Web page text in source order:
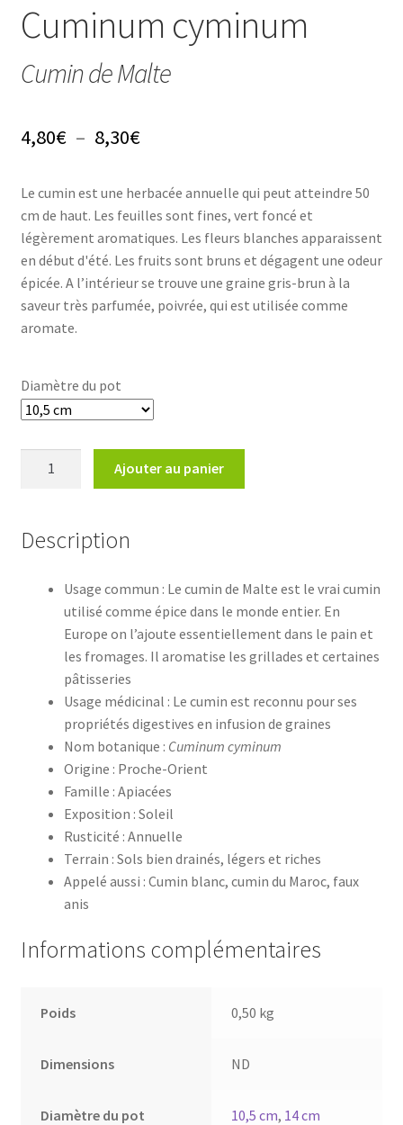
Avis GOOGLE
Cuminum cyminum
Cumin de Malte
4,80€ – 8,30€Plage
prix :
4,80€
à
8,30€
Le cumin est une herbacée annuelle qui peut atteindre 50
cm de haut. Les feuilles sont fines, vert foncé et
légèrement aromatiques. Les fleurs blanches apparaissent
en début d'été. Les fruits sont bruns et dégagent une odeur
épicée. A l’intérieur se trouve une graine gris-brun à la
saveur très parfumée, poivrée, qui est utilisée comme
aromate.
Diamètre du pot
de
Ajouter au panier
Description
Usage commun : Le cumin de Malte est le vrai cumin
utilisé comme épice dans le monde entier. En
Europe on l’ajoute essentiellement dans le pain et
les fromages. Il aromatise les grillades et certaines
pâtisseries
Usage médicinal : Le cumin est reconnu pour ses
propriétés digestives en infusion de graines
Nom botanique : Cuminum cyminum
Origine : Proche-Orient
Famille : Apiacées
Exposition : Soleil
Rusticité : Annuelle
Terrain : Sols bien drainés, légers et riches
Appelé aussi : Cumin blanc, cumin du Maroc, faux
anis
Informations complémentaires
Poids 0,50 kg
Dimensions ND
Diamètre du pot 10,5 cm, 14 cm